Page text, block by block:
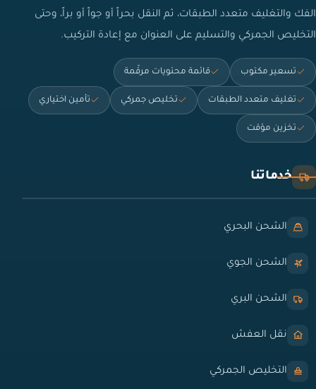
الفك والتغليف متعدد الطبقات، ثم النقل بحراً أو جواً أو براً، وحتى
التخليص الجمركي والتسليم على العنوان مع إعادة التركيب.
تسعير مكتوب قائمة محتويات مرقّمة
تغليف متعدد الطبقات تخليص جمركي تأمين اختياري
تخزين مؤقت
خدماتنا
الشحن البحري
الشحن الجوي
الشحن البري
نقل العفش
التخليص الجمركي